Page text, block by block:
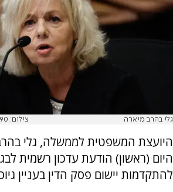
גלי בהרב מיארה צילום: Oren Ben Hakoon/Flash90
היועצת המשפטית לממשלה, גלי
היום (ראשון) הודעת עדכון רשמית
להתקדמות יישום פסק הדין בעניין